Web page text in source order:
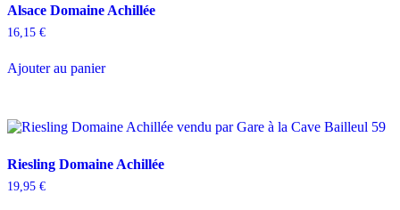
Alsace Domaine Achillée
16,15 €
Ajouter au panier
Riesling Domaine Achillée
19,95 €